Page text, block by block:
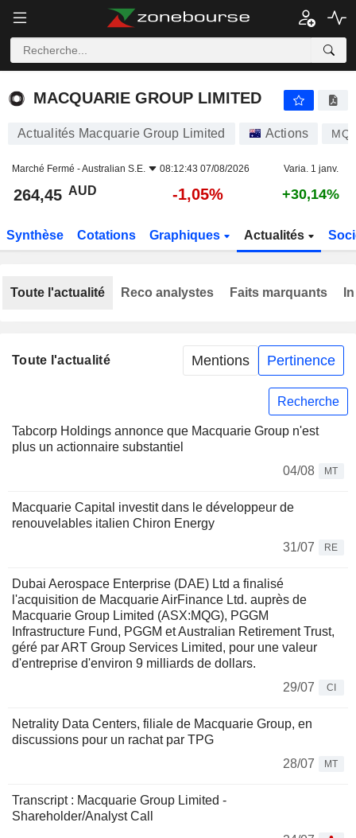
MACQUARIE GROUP LIMITED
MACQUARIE GROUP LIMITED
Actualités Macquarie Group Limited Actions
Marché Fermé -Australian S.E. 08:12:43 07/08/2026 Varia. 1 janv.
264,45 AUD -1,05% +30,14%
Synthèse Cotations Graphiques Actualités
Toute l'actualité Mentions Pertinence
Recherche
Tabcorp Holdings annonce que Macquarie Group n'est
plus un actionnaire substantiel
04/08
MT
Macquarie Capital investit dans le développeur de
renouvelables italien Chiron Energy
31/07
RE
Dubai Aerospace Enterprise (DAE) Ltd a finalisé
l'acquisition de Macquarie AirFinance Ltd. auprès de
Macquarie Group Limited (ASX:MQG), PGGM
Infrastructure Fund, PGGM et Australian Retirement Trust,
géré par ART Group Services Limited, pour une valeur
d'entreprise d'environ 9 milliards de dollars.
29/07
CI
Netrality Data Centers, filiale de Macquarie Group, en
discussions pour un rachat par TPG
28/07
MT
Transcript : Macquarie Group Limited -
Shareholder/Analyst Call
Toute l'actualité Reco analystes Faits marquants